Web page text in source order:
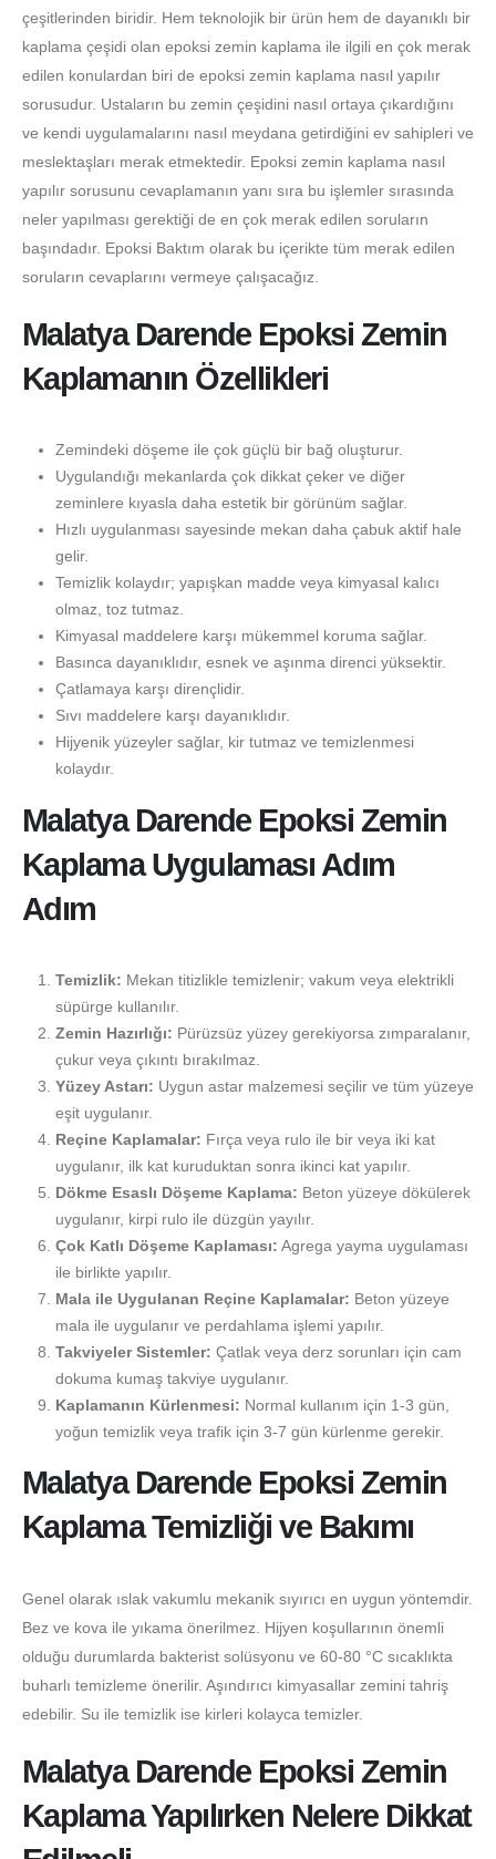
çeşitlerinden biridir. Hem teknolojik bir ürün hem de dayanıklı bir
kaplama çeşidi olan epoksi zemin kaplama ile ilgili en çok merak
edilen konulardan biri de epoksi zemin kaplama nasıl yapılır
sorusudur. Ustaların bu zemin çeşidini nasıl ortaya çıkardığını
ve kendi uygulamalarını nasıl meydana getirdiğini ev sahipleri ve
meslektaşları merak etmektedir. Epoksi zemin kaplama nasıl
yapılır sorusunu cevaplamanın yanı sıra bu işlemler sırasında
neler yapılması gerektiği de en çok merak edilen soruların
başındadır. Epoksi Baktım olarak bu içerikte tüm merak edilen
soruların cevaplarını vermeye çalışacağız.
Malatya Darende Epoksi Zemin
Kaplamanın Özellikleri
Zemindeki döşeme ile çok güçlü bir bağ oluşturur.
Uygulandığı mekanlarda çok dikkat çeker ve diğer
zeminlere kıyasla daha estetik bir görünüm sağlar.
Hızlı uygulanması sayesinde mekan daha çabuk aktif hale
gelir.
Temizlik kolaydır; yapışkan madde veya kimyasal kalıcı
olmaz, toz tutmaz.
Kimyasal maddelere karşı mükemmel koruma sağlar.
Basınca dayanıklıdır, esnek ve aşınma direnci yüksektir.
Çatlamaya karşı dirençlidir.
Sıvı maddelere karşı dayanıklıdır.
Hijyenik yüzeyler sağlar, kir tutmaz ve temizlenmesi
kolaydır.
Malatya Darende Epoksi Zemin
Kaplama Uygulaması Adım
Adım
Temizlik: Mekan titizlikle temizlenir; vakum veya elektrikli
süpürge kullanılır.
Zemin Hazırlığı: Pürüzsüz yüzey gerekiyorsa zımparalanır,
çukur veya çıkıntı bırakılmaz.
Yüzey Astarı: Uygun astar malzemesi seçilir ve tüm yüzeye
eşit uygulanır.
Reçine Kaplamalar: Fırça veya rulo ile bir veya iki kat
uygulanır, ilk kat kuruduktan sonra ikinci kat yapılır.
Dökme Esaslı Döşeme Kaplama: Beton yüzeye dökülerek
uygulanır, kirpi rulo ile düzgün yayılır.
Çok Katlı Döşeme Kaplaması: Agrega yayma uygulaması
ile birlikte yapılır.
Mala ile Uygulanan Reçine Kaplamalar: Beton yüzeye
mala ile uygulanır ve perdahlama işlemi yapılır.
Takviyeler Sistemler: Çatlak veya derz sorunları için cam
dokuma kumaş takviye uygulanır.
Kaplamanın Kürlenmesi: Normal kullanım için 1-3 gün,
yoğun temizlik veya trafik için 3-7 gün kürlenme gerekir.
Malatya Darende Epoksi Zemin
Kaplama Temizliği ve Bakımı
Genel olarak ıslak vakumlu mekanik sıyırıcı en uygun yöntemdir.
Bez ve kova ile yıkama önerilmez. Hijyen koşullarının önemli
olduğu durumlarda bakterist solüsyonu ve 60-80 °C sıcaklıkta
buharlı temizleme önerilir. Aşındırıcı kimyasallar zemini tahriş
edebilir. Su ile temizlik ise kirleri kolayca temizler.
Malatya Darende Epoksi Zemin
Kaplama Yapılırken Nelere Dikkat